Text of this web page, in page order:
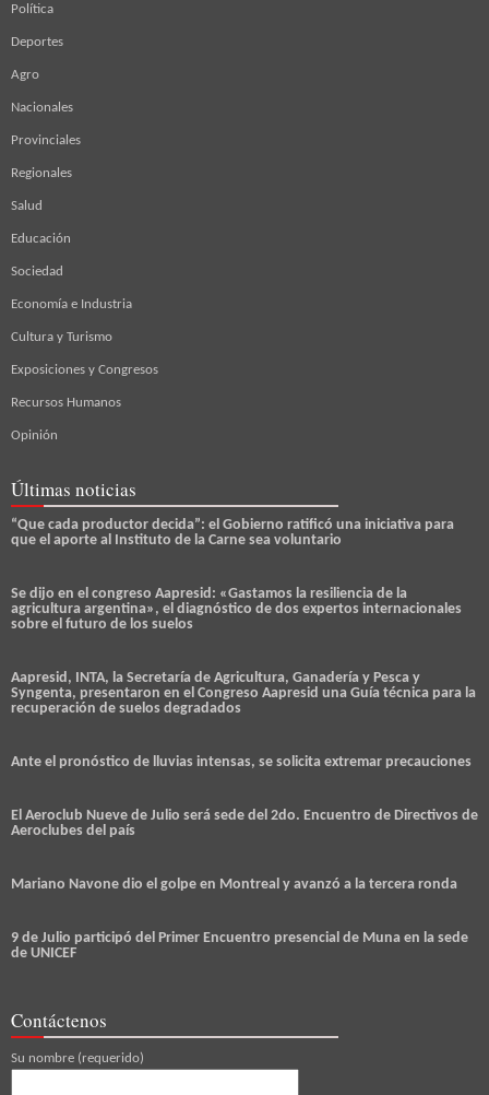
Política
Deportes
Agro
Nacionales
Provinciales
Regionales
Salud
Educación
Sociedad
Economía e Industria
Cultura y Turismo
Exposiciones y Congresos
Recursos Humanos
Opinión
Últimas noticias
“Que cada productor decida”: el Gobierno ratificó una iniciativa para
que el aporte al Instituto de la Carne sea voluntario
Se dijo en el congreso Aapresid: «Gastamos la resiliencia de la
agricultura argentina», el diagnóstico de dos expertos internacionales
sobre el futuro de los suelos
Aapresid, INTA, la Secretaría de Agricultura, Ganadería y Pesca y
Syngenta, presentaron en el Congreso Aapresid una Guía técnica para la
recuperación de suelos degradados
Ante el pronóstico de lluvias intensas, se solicita extremar precauciones
El Aeroclub Nueve de Julio será sede del 2do. Encuentro de Directivos de
Aeroclubes del país
Mariano Navone dio el golpe en Montreal y avanzó a la tercera ronda
9 de Julio participó del Primer Encuentro presencial de Muna en la sede
de UNICEF
Contáctenos
Su nombre (requerido)